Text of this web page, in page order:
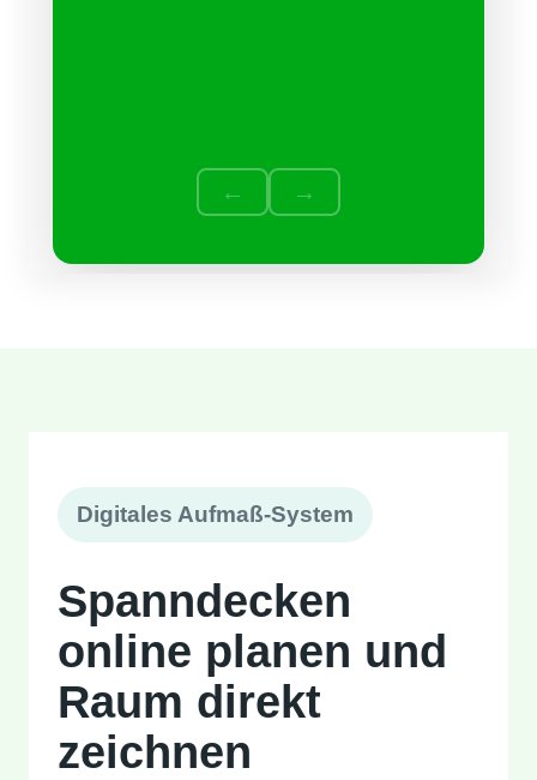
Digitales Aufmaß-System
Spanndecken
online planen und
Raum direkt
zeichnen